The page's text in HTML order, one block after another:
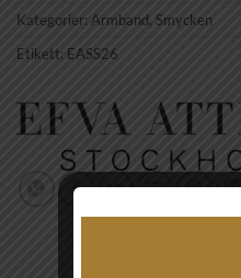
Kategorier: Armband, Smycken
Etikett: EASS26